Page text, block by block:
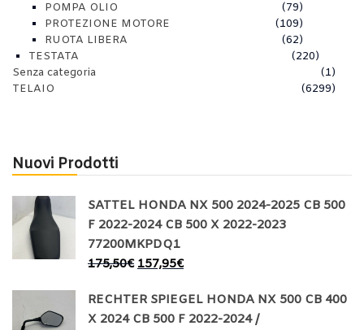
POMPA OLIO
(79)
PROTEZIONE MOTORE
(109)
RUOTA LIBERA
(62)
TESTATA
(220)
Senza categoria
(1)
TELAIO
(6299)
Nuovi Prodotti
SATTEL HONDA NX 500 2024-2025 CB 500
F 2022-2024 CB 500 X 2022-2023
77200MKPDQ1
175,50€ 157,95€
RECHTER SPIEGEL HONDA NX 500 CB 400
X 2024 CB 500 F 2022-2024 /